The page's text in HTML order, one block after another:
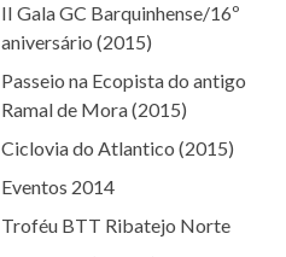
II Gala GC Barquinhense/16º
aniversário (2015)
Passeio na Ecopista do antigo
Ramal de Mora (2015)
Ciclovia do Atlantico (2015)
Eventos 2014
Troféu BTT Ribatejo Norte